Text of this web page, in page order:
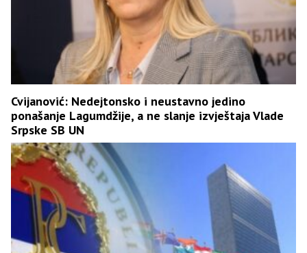
Cvijanović: Nedejtonsko i neustavno jedino
ponašanje Lagumdžije, a ne slanje izvještaja Vlade
Srpske SB UN